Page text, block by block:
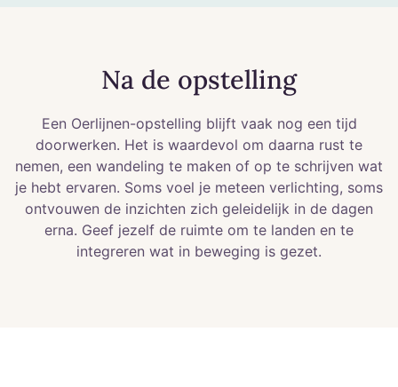
Na de opstelling
Een Oerlijnen-opstelling blijft vaak nog een tijd
doorwerken. Het is waardevol om daarna rust te
nemen, een wandeling te maken of op te schrijven wat
je hebt ervaren. Soms voel je meteen verlichting, soms
ontvouwen de inzichten zich geleidelijk in de dagen
erna. Geef jezelf de ruimte om te landen en te
integreren wat in beweging is gezet.